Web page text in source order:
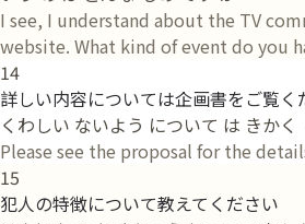
I see, I understand about the TV
website. What kind of event do you
14
詳しい内容については企画書をご覧く
くわしい ないよう について は きか
Please see the proposal for the
15
犯人の特徴について教えてください